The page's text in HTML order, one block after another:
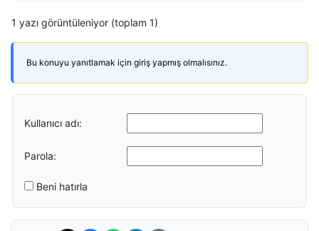
1 yazı görüntüleniyor (toplam 1)
Bu konuyu yanıtlamak için giriş yapmış olmalısınız.
Kullanıcı adı:
Parola:
Beni hatırla